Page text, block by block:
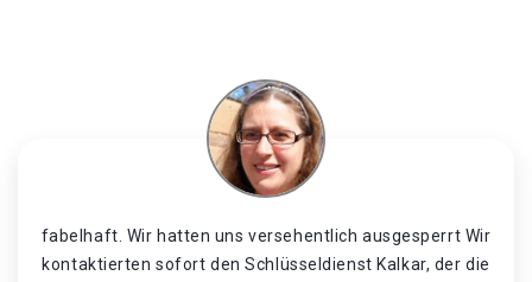
fabelhaft. Wir hatten uns versehentlich ausgesperrt Wir
kontaktierten sofort den Schlüsseldienst Kalkar, der die